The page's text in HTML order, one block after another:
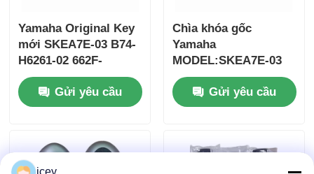
Nhà
Video
Yamaha Original Key
mới SKEA7E-03 B74-
H6261-02 662F-
SKEA7D03
Gửi yêu cầu
Chìa khóa gốc
Yamaha
MODEL:SKEA7E-03
Dành cho Chìa khóa
thông minh từ xa
Yamaha B74-H6261-
Gửi yêu cầu
icey